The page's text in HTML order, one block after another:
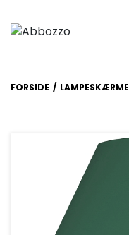
FORSIDE LAMPESKÆRME